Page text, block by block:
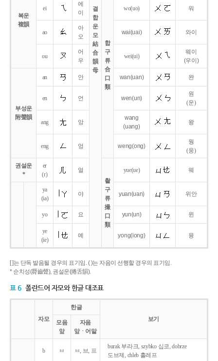
결
합
운
모
結
合
韻
母
복운
複韻
합
구
류
合
口
類
ei
에
이
wo(uo) 워
ao
아
오
wai(uai) 와이
ou
어
우
wei(ui)
웨이
(우이)
부성운
附聲韻
an 안 wan(uan) 완
en 언 wen(un)
원
(운)
ang 앙
wang
(uang)
왕
eng 엉 weng(ong)
웡
(웅)
권설운
*
er
(r)
얼
촬
구
류
撮
口
類
yue(ue) 웨
ya
(ia)
야 yuan(uan) 위안
yo 요 yun(un) 윈
ye
(ie)
예 yong(iong) 융
[ ]는 단독 발음될 경우의 표기임. ( )는 자음이 선행할 경우의 표기임.
* 순치성(脣齒聲), 권설운(捲舌韻).
표 6 폴란드어 자모와 한글 대조표
자모
한글
보기
모음
앞
자음
앞ㆍ어말
b ㅂ ㅂ, 브, 프
burak 부라크, szybko 십코, dobrze
도브제, chleb 흘레프